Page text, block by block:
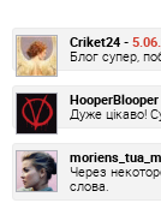
Criket24 -
Блог супер,
Дуже цікаво!
Через
слова.